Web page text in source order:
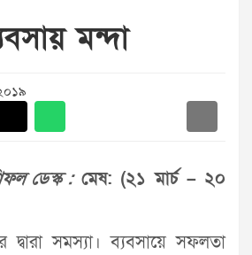
মন্দা
ডেস্ক :মেষ: (২১ মার্চ – ২০
দ্বারা সমস্যা। ব্যবসায়ে সফলতা